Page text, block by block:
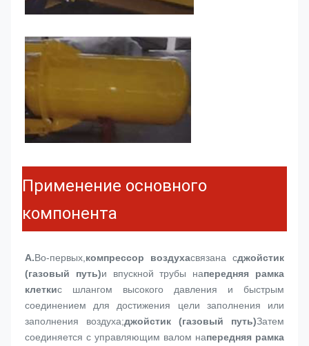
Применение основного
компонента
А.Во-первых, компрессор воздухасвязана сджойстик
(газовый путь)и впускной трубы напередняя рамка
клеткис шлангом высокого давления и быстрым
соединением для достижения цели заполнения или
заполнения воздуха;джойстик (газовый путь)Затем
соединяется с управляющим валом напередняя рамка